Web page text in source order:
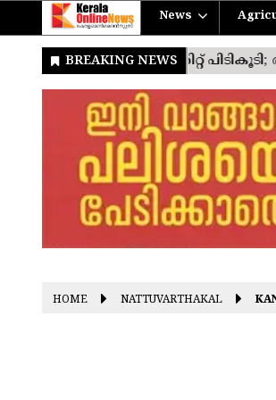
News
HOME NATTUVARTHAKAL